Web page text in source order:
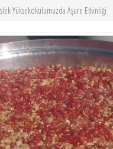
Yüksekokulumuzda Aşure Etkinliği